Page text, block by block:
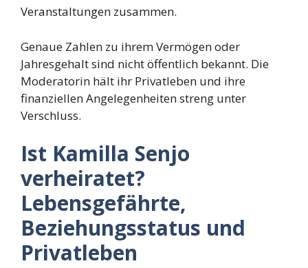
Veranstaltungen zusammen.
Genaue Zahlen zu ihrem Vermögen oder
Jahresgehalt sind nicht öffentlich bekannt. Die
Moderatorin hält ihr Privatleben und ihre
finanziellen Angelegenheiten streng unter
Verschluss.
Ist Kamilla Senjo
verheiratet?
Lebensgefährte,
Beziehungsstatus und
Privatleben